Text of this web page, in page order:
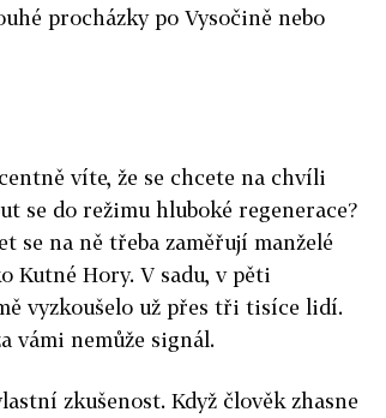
procházky po Vysočině nebo
víte, že se chcete na chvíli
se do režimu hluboké regenerace?
se na ně třeba zaměřují manželé
Kutné Hory. V sadu, v pěti
vyzkoušelo už přes tři tisíce lidí.
vámi nemůže signál.
zkušenost. Když člověk zhasne